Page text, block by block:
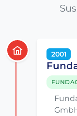
2001